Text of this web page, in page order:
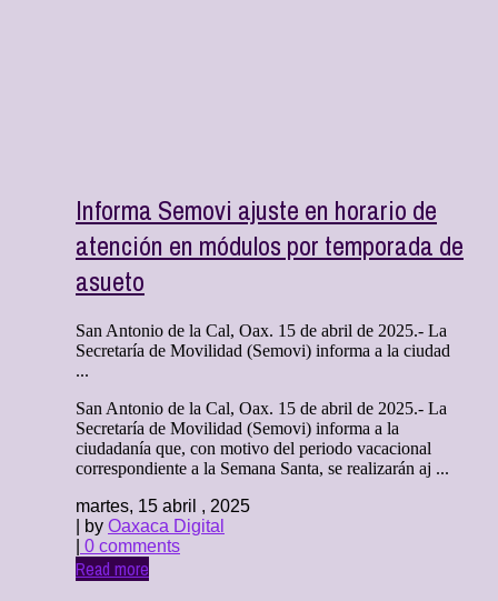
Informa Semovi ajuste en horario de
atención en módulos por temporada de
asueto
San Antonio de la Cal, Oax. 15 de abril de 2025.- La
Secretaría de Movilidad (Semovi) informa a la ciudad
...
San Antonio de la Cal, Oax. 15 de abril de 2025.- La
Secretaría de Movilidad (Semovi) informa a la
ciudadanía que, con motivo del periodo vacacional
correspondiente a la Semana Santa, se realizarán aj ...
martes, 15 abril , 2025
| by Oaxaca Digital
0 comments
Read more